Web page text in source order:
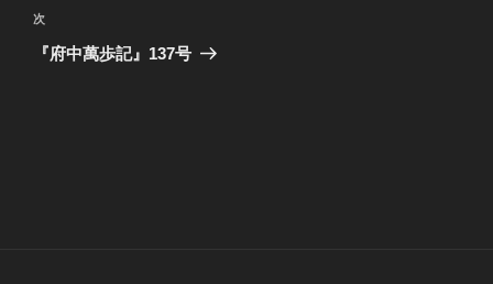
ビ
ゲ
稿
次
の
次
『府中萬歩記』137号